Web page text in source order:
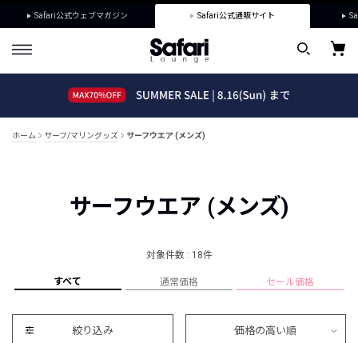
Safari公式ウェブマガジン Safari公式通販サイト
ホーム サーフ/マリングッズ サーフウエア (メンズ)
サーフウエア (メンズ)
対象件数 : 18件
すべて 通常価格 セール価格
絞り込み 価格の高い順